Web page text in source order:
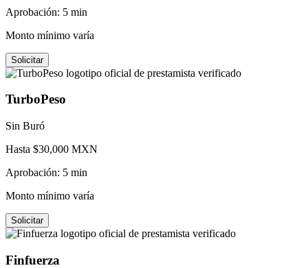
Aprobación: 5 min
Monto mínimo varía
Solicitar
TurboPeso
Sin Buró
Hasta $30,000 MXN
Aprobación: 5 min
Monto mínimo varía
Solicitar
Finfuerza